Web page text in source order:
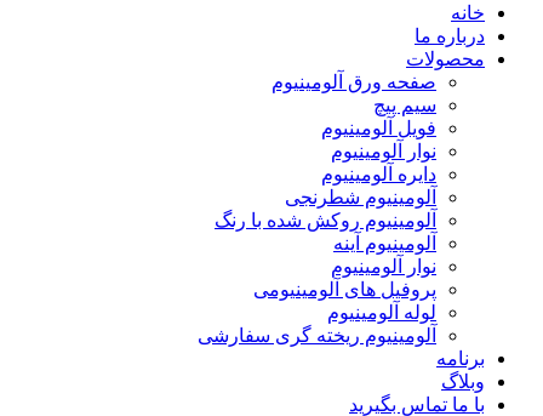
خانه
درباره ما
محصولات
صفحه ورق آلومینیوم
سیم پیچ
فویل آلومینیوم
نوار آلومینیوم
دایره آلومینیوم
آلومینیوم شطرنجی
آلومینیوم روکش شده با رنگ
آلومینیوم آینه
نوار آلومینیوم
پروفیل های آلومینیومی
لوله آلومینیوم
آلومینیوم ریخته گری سفارشی
برنامه
وبلاگ
با ما تماس بگیرید